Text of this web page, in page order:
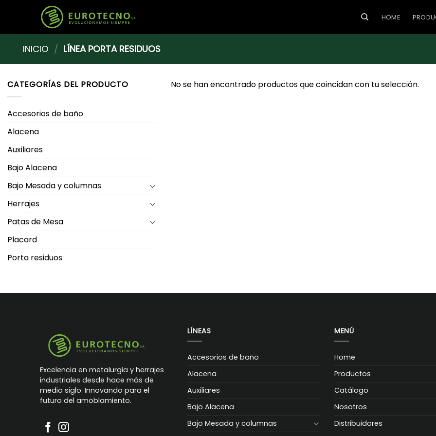
HOME
INICIO / LÍNEA PORTA RESIDUOS
CATEGORÍAS DEL PRODUCTO
Accesorios de baño
Alacena
Auxiliares
Bajo Alacena
Bajo Mesada y columnas
Herrajes
Patas de Mesa
Placard
Porta residuos
No se han encontrado productos que coincidan con tu selección.
Excelencia en metalurgia y herrajes
industriales desde hace más de
medio siglo. Innovando para el
futuro del amoblamiento.
LÍNEAS
Accesorios de baño
Alacena
Auxiliares
Bajo Alacena
Bajo Mesada y columnas
MENÚ
Home
Productos
Catálogo
Nosotros
Distribuidores